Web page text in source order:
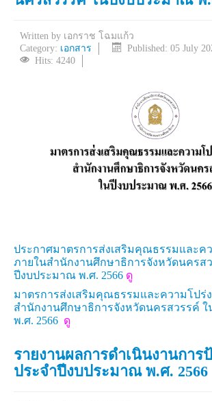
Written by เอกราช โฉมแก้ว
Category: เอกสาร
Published: 05 July
Hits: 4240
ประกาศมาตรการส่งเสริมคุณธรรมและค
ภายในสำนักงานศึกษาธิการจังหวัดนครส
ปีงบประมาณ พ.ศ. 2566 ดู
มาตรการส่งเสริมคุณธรรมและความโปร่
สำนักงานศึกษาธิการจังหวัดนครสวรรค์ ใ
พ.ศ. 2566 ดู
รายงานผลการดำเนินงานการ
ประจำปีงบประมาณ พ.ศ. 2566